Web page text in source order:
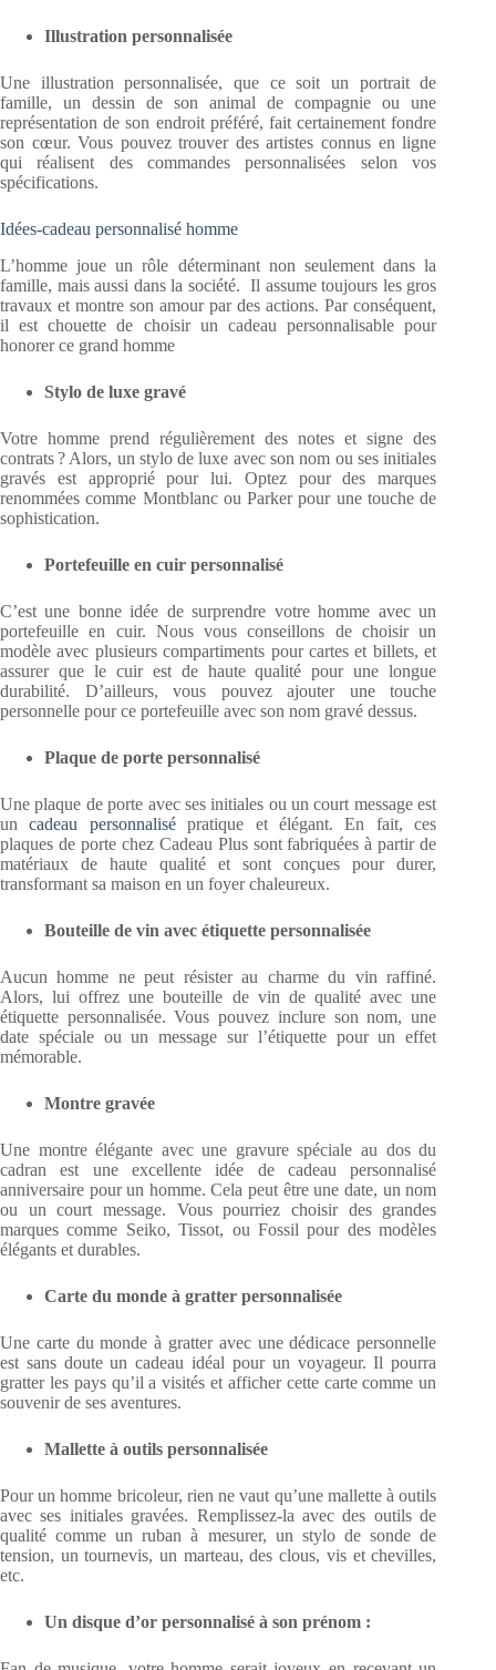
Illustration personnalisée
Une illustration personnalisée, que ce soit un portrait de
famille, un dessin de son animal de compagnie ou une
représentation de son endroit préféré, fait certainement fondre
son cœur. Vous pouvez trouver des artistes connus en ligne
qui réalisent des commandes personnalisées selon vos
spécifications.
Idées-cadeau personnalisé homme
L’homme joue un rôle déterminant non seulement dans la
famille, mais aussi dans la société. Il assume toujours les gros
travaux et montre son amour par des actions. Par conséquent,
il est chouette de choisir un cadeau personnalisable pour
honorer ce grand homme
Stylo de luxe gravé
Votre homme prend régulièrement des notes et signe des
contrats ? Alors, un stylo de luxe avec son nom ou ses initiales
gravés est approprié pour lui. Optez pour des marques
renommées comme Montblanc ou Parker pour une touche de
sophistication.
Portefeuille en cuir personnalisé
C’est une bonne idée de surprendre votre homme avec un
portefeuille en cuir. Nous vous conseillons de choisir un
modèle avec plusieurs compartiments pour cartes et billets, et
assurer que le cuir est de haute qualité pour une longue
durabilité. D’ailleurs, vous pouvez ajouter une touche
personnelle pour ce portefeuille avec son nom gravé dessus.
Plaque de porte personnalisé
Une plaque de porte avec ses initiales ou un court message est
uncadeau personnalisépratique et élégant. En fait, ces
plaques de porte chez Cadeau Plus sont fabriquées à partir de
matériaux de haute qualité et sont conçues pour durer,
transformant sa maison en un foyer chaleureux.
Bouteille de vin avec étiquette personnalisée
Aucun homme ne peut résister au charme du vin raffiné.
Alors, lui offrez une bouteille de vin de qualité avec une
étiquette personnalisée. Vous pouvez inclure son nom, une
date spéciale ou un message sur l’étiquette pour un effet
mémorable.
Montre gravée
Une montre élégante avec une gravure spéciale au dos du
cadran est une excellente idée de cadeau personnalisé
anniversaire pour un homme. Cela peut être une date, un nom
ou un court message. Vous pourriez choisir des grandes
marques comme Seiko, Tissot, ou Fossil pour des modèles
élégants et durables.
Carte du monde à gratter personnalisée
Une carte du monde à gratter avec une dédicace personnelle
est sans doute un cadeau idéal pour un voyageur. Il pourra
gratter les pays qu’il a visités et afficher cette carte comme un
souvenir de ses aventures.
Mallette à outils personnalisée
Pour un homme bricoleur, rien ne vaut qu’une mallette à outils
avec ses initiales gravées. Remplissez-la avec des outils de
qualité comme un ruban à mesurer, un stylo de sonde de
tension, un tournevis, un marteau, des clous, vis et chevilles,
etc.
Un disque d’or personnalisé à son prénom :